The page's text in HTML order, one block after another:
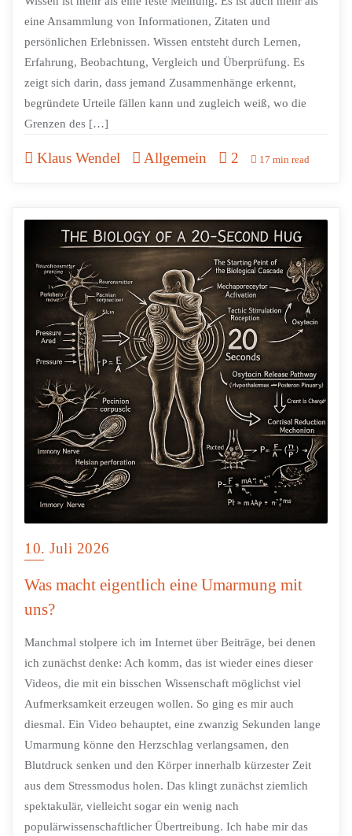
eine Ansammlung von Informationen, Zitaten und
persönlichen Erlebnissen. Wissen entsteht durch Lernen,
Erfahrung, Beobachtung, Vergleich und Überprüfung. Es
zeigt sich darin, dass jemand Zusammenhänge erkennt,
begründete Urteile fällen kann und zugleich weiß, wo die
Grenzen des […]
Klaus Wendel Allgemein 2 17 min read
10. Juli 2026
Was macht eigentlich eine Umarmung mit
uns?
Manchmal stolpere ich im Internet über Beiträge, bei denen
ich zunächst denke: Ach komm, das ist wieder eines dieser
Videos, die mit ein bisschen Wissenschaft möglichst viel
Aufmerksamkeit erzeugen wollen. So ging es mir auch
diesmal. Ein Video behauptet, eine zwanzig Sekunden lange
Umarmung könne den Herzschlag verlangsamen, den
Blutdruck senken und den Körper innerhalb kürzester Zeit
aus dem Stressmodus holen. Das klingt zunächst ziemlich
spektakulär, vielleicht sogar ein wenig nach
populärwissenschaftlicher Übertreibung. Ich habe mir das